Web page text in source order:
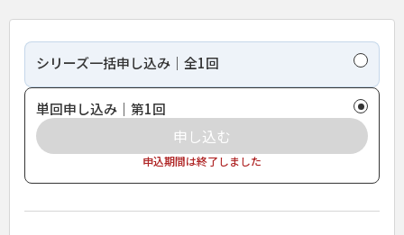
シリーズ一括申し込み｜全1回
単回申し込み｜第1回
申し込む
申込期間は終了しました